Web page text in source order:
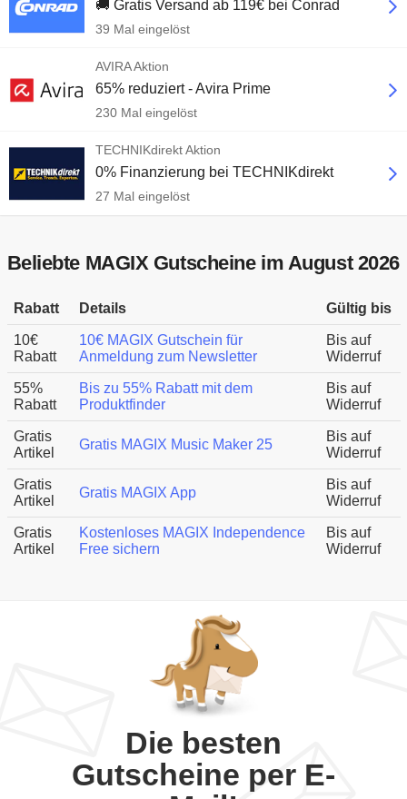
🚚 Gratis Versand ab 119€ bei Conrad
39 Mal eingelöst
AVIRA Aktion
65% reduziert - Avira Prime
230 Mal eingelöst
TECHNIKdirekt Aktion
0% Finanzierung bei TECHNIKdirekt
27 Mal eingelöst
Beliebte MAGIX Gutscheine im August 2026
Rabatt Details Gültig bis
10€
Rabatt
10€ MAGIX Gutschein für
Anmeldung zum Newsletter
Bis auf
Widerruf
55%
Rabatt
Bis zu 55% Rabatt mit dem
Produktfinder
Bis auf
Widerruf
Gratis
Artikel
Gratis MAGIX Music Maker 25
Bis auf
Widerruf
Gratis
Artikel
Gratis MAGIX App
Bis auf
Widerruf
Gratis
Artikel
Kostenloses MAGIX Independence
Free sichern
Bis auf
Widerruf
Die besten
Gutscheine per E-